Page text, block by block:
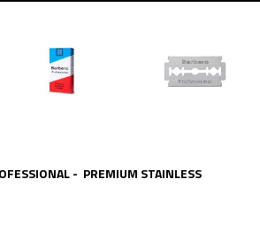
- PREMIUM STAINLESS